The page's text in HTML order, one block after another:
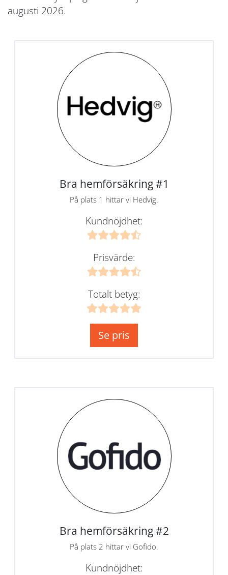
augusti 2026.
Bra hemförsäkring #1
På plats 1 hittar vi Hedvig.
Kundnöjdhet:
Prisvärde:
Totalt betyg:
Se pris
Bra hemförsäkring #2
På plats 2 hittar vi Gofido.
Kundnöjdhet: